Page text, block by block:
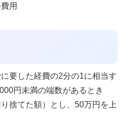
用
要した経費の2分の1に相当す
円未満の端数があるとき
捨てた額）とし、50万円を上